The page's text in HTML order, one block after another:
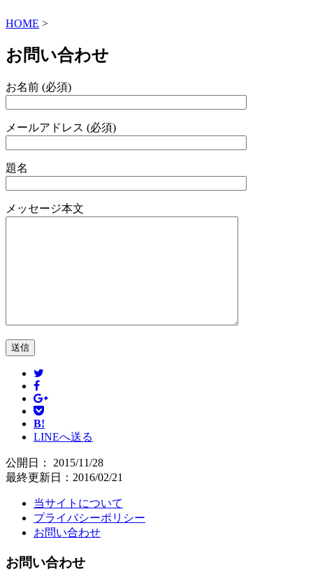
HOME >
お問い合わせ
お名前 (必須)
メールアドレス (必須)
題名
メッセージ本文
B!
LINEへ送る
公開日： 2015/11/28
最終更新日：2016/02/21
当サイトについて
プライバシーポリシー
お問い合わせ
お問い合わせ